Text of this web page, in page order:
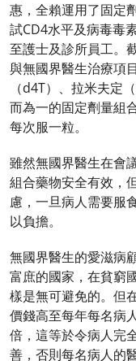
惠，全賴運用了固定
試CD4水平及病毒毒
至護士及診所員工。
與無國界醫生治療項
（d4T）、拉米夫定
而為一的固定劑量組
每次服一粒。
雖然無國界醫生在會
組合藥物安全有效，
慮，一旦病人需要服
以負擔。
無國界醫生的愛滋病
富庶的國家，在貧窮
樣是無可避免的。但
價錢高至每年每名病
倍，這等於令病人完
善，否則每名病人的